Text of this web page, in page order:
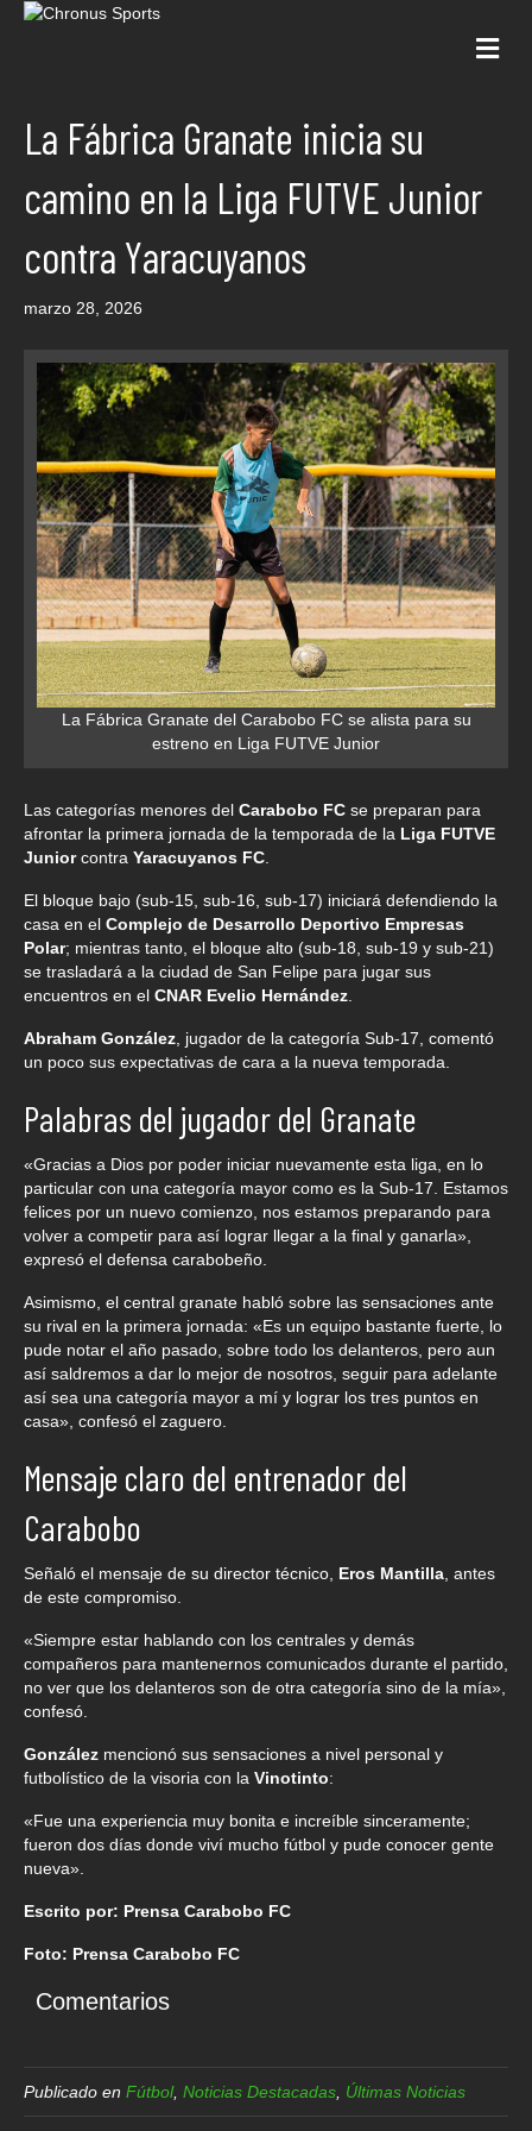
La Fábrica Granate inicia su
camino en la Liga FUTVE Junior
contra Yaracuyanos
marzo 28, 2026
La Fábrica Granate del Carabobo FC se alista para su
estreno en Liga FUTVE Junior
Las categorías menores del Carabobo FC se preparan para
afrontar la primera jornada de la temporada de la Liga FUTVE
Juniorcontra Yaracuyanos FC
El bloque bajo (sub-15, sub-16, sub-17) iniciará defendiendo la
casa en el Complejo de Desarrollo Deportivo Empresas
Polar; mientras tanto, el bloque alto (sub-18, sub-19 y sub-21)
se trasladará a la ciudad de San Felipe para jugar sus
encuentros en el CNAR Evelio Hernández
Abraham González , jugador de la categoría Sub-17, comentó
un poco sus expectativas de cara a la nueva temporada.
Palabras del jugador del Granate
«Gracias a Dios por poder iniciar nuevamente esta liga, en lo
particular con una categoría mayor como es la Sub-17. Estamos
felices por un nuevo comienzo, nos estamos preparando para
volver a competir para así lograr llegar a la final y ganarla»,
expresó el defensa carabobeño.
Asimismo, el central granate habló sobre las sensaciones ante
su rival en la primera jornada: «Es un equipo bastante fuerte, lo
pude notar el año pasado, sobre todo los delanteros, pero aun
así saldremos a dar lo mejor de nosotros, seguir para adelante
así sea una categoría mayor a mí y lograr los tres puntos en
casa», confesó el zaguero.
Mensaje claro del entrenador del
Carabobo
Señaló el mensaje de su director técnico, Eros Mantilla , antes
de este compromiso.
«Siempre estar hablando con los centrales y demás
compañeros para mantenernos comunicados durante el partido,
no ver que los delanteros son de otra categoría sino de la mía»,
confesó.
González mencionó sus sensaciones a nivel personal y
futbolístico de la visoria con la Vinotinto:
«Fue una experiencia muy bonita e increíble sinceramente;
fueron dos días donde viví mucho fútbol y pude conocer gente
nueva».
Escrito por: Prensa Carabobo FC
Foto: Prensa Carabobo FC
Comentarios
Publicado en Fútbol, Noticias Destacadas Últimas Noticias